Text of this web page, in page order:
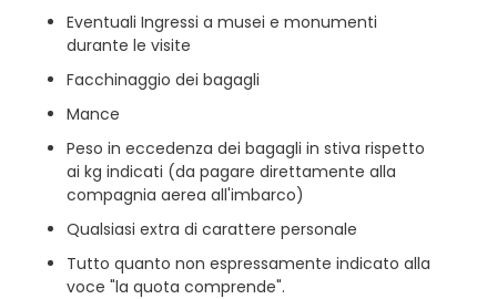
Eventuali Ingressi a musei e monumenti
durante le visite
Facchinaggio dei bagagli
Mance
Peso in eccedenza dei bagagli in stiva rispetto
ai kg indicati (da pagare direttamente alla
compagnia aerea all'imbarco)
Qualsiasi extra di carattere personale
Tutto quanto non espressamente indicato alla
voce "la quota comprende".